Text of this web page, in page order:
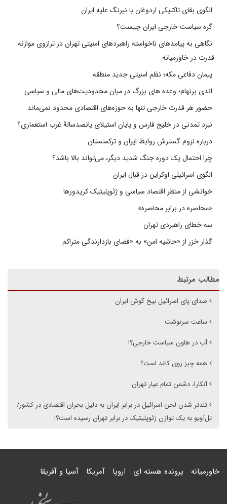
الگوی بقای تاکتیکی اردوغان با نیرنگ علیه ایران
گره سیاست خارجی ایران چیست؟
نگاهی به پیامدهای ناخواسته راهبردهای امنیتی تهران در ترازوی موازنه
قدرت در خاورمیانه
پیمان دفاعی مکه؛ نظم امنیتی جدید منطقه
اندی برنهام؛ وعده های بزرگ در میان محدودیت‌های مالی و سیاسی
حضور هر قدرت خارجی تنها به حوزه‌های اقتصادی محدود نمی‌ماند
نبرد تمدنی در خلیج فارس و پایان استیلای پانصدسالۀ غرب استعماری؟
درباره لزوم گسترش روابط ایران و ترکمنستان
چرا احتمال یک دوره جنگ شدید دیگر، می‌تواند بالا باشد؟
الگوی اسرائیلی اوکراین در قبال ایران
خوانشی از منظر اقتصاد سیاسی و ژئوپلیتیک کریدورها
«محاصره در برابر محاصره»
سه خطای راهبردی تهران
گذار خزر از «حاشیه امن» به «فضای بازدارندگی متراکم
مطالب مرتبط
صدای پای اسرائیل بیخ گوش ایران
ساعت سرنوشت
آب در هاون سیاست خارجی؟!
همه چیز روی کاغد است؟
آنکارا، دشمن تمام عیار تهران
تندتر شدن لحن اسرائیل در برابر ایران به دلیل بحران اقتصادی در کشور/
تل‌آویو به یک توازن ژئوپلیتیک در برابر تهران رسیده است؟!
خاورمیانه پرونده هسته ای اروپا آمریکا آسیا و آفریقا